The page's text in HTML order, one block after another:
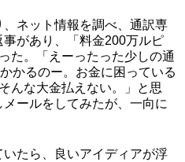
ネット情報を調べ、通訳専
があり、「料金200万ルピ
た。「えーったった少しの通
かるのー。お金に困っている
んな大金払えない。」と思
ールをしてみたが、一向に
たら、良いアイディアが浮